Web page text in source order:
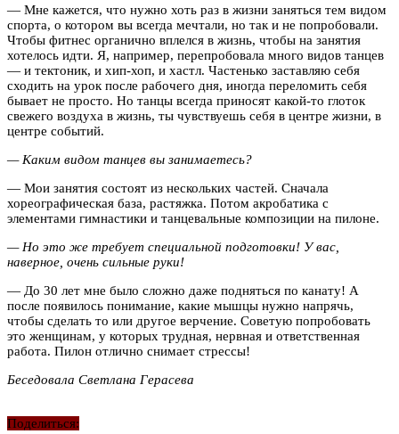
— Мне кажется, что нужно хоть раз в жизни заняться тем видом
спорта, о котором вы всегда мечтали, но так и не попробовали.
Чтобы фитнес органично вплелся в жизнь, чтобы на занятия
хотелось идти. Я, например, перепробовала много видов танцев
— и тектоник, и хип-хоп, и хастл. Частенько заставляю себя
сходить на урок после рабочего дня, иногда переломить себя
бывает не просто. Но танцы всегда приносят какой-то глоток
свежего воздуха в жизнь, ты чувствуешь себя в центре жизни, в
центре событий.
— Каким видом танцев вы занимаетесь?
— Мои занятия состоят из нескольких частей. Сначала
хореографическая база, растяжка. Потом акробатика с
элементами гимнастики и танцевальные композиции на пилоне.
— Но это же требует специальной подготовки! У вас,
наверное, очень сильные руки!
— До 30 лет мне было сложно даже подняться по канату! А
после появилось понимание, какие мышцы нужно напрячь,
чтобы сделать то или другое верчение. Советую попробовать
это женщинам, у которых трудная, нервная и ответственная
работа. Пилон отлично снимает стрессы!
Беседовала Светлана Герасева
Поделиться: